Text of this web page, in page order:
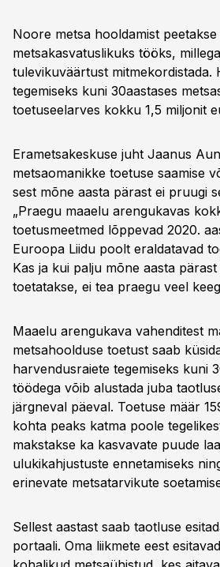
Noore metsa hooldamist
metsakasvatuslikuks tööks,
tulevikuväärtust mitmekordistada.
tegemiseks kuni 30aastases
toetuseelarves kokku 1,5 miljonit
Erametsakeskuse juht Jaanus
metsaomanikke toetuse saamise
sest mõne aasta pärast ei pruugi
„Praegu maaelu arengukavas
toetusmeetmed lõppevad 2020.
Euroopa Liidu poolt eraldatavad
Kas ja kui palju mõne aasta
toetatakse, ei tea praegu veel
Maaelu arengukava vahenditest
metsahoolduse toetust saab
harvendusraiete tegemiseks kuni
töödega võib alustada juba
järgneval päeval. Toetuse määr
kohta peaks katma poole
makstakse ka kasvavate puude
ulukikahjustuste ennetamiseks
erinevate metsatarvikute
Sellest aastast saab taotluse
portaali. Oma liikmete eest